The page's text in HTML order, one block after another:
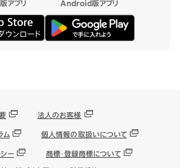
アプリ
Android版アプリ
法人のお客様
ム 個人情報の取扱いについて
ー 商標・登録商標について